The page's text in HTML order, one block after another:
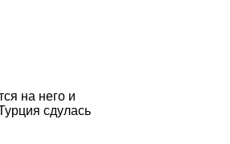
на него и
сдулась